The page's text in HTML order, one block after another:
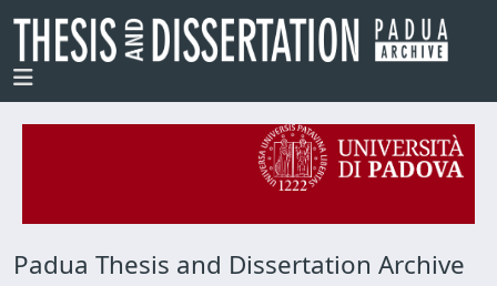
Padua Thesis and Dissertation Archive